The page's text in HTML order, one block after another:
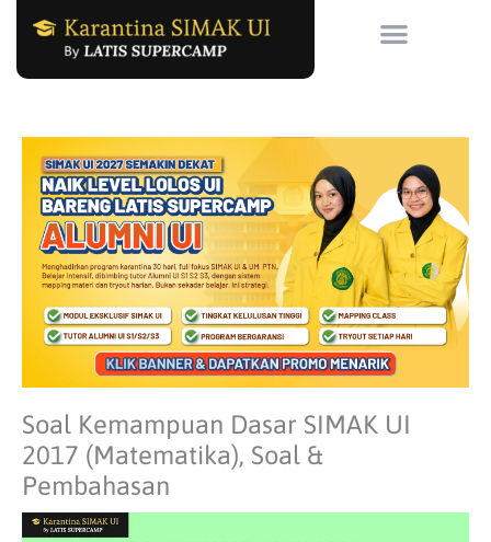
Soal Kemampuan Dasar SIMAK UI
2017 (Matematika), Soal &
Pembahasan